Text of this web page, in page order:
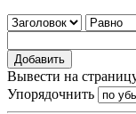
Вывести на
Упорядочнить